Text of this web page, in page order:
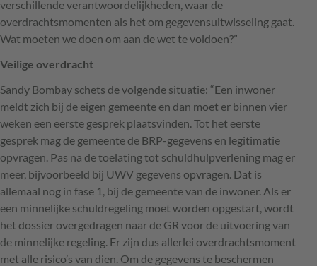
verschillende verantwoordelijkheden, waar de
overdrachtsmomenten als het om gegevensuitwisseling gaat.
Wat moeten we doen om aan de wet te voldoen?”
Veilige overdracht
Sandy Bombay schets de volgende situatie: “Een inwoner
meldt zich bij de eigen gemeente en dan moet er binnen vier
weken een eerste gesprek plaatsvinden. Tot het eerste
gesprek mag de gemeente de BRP-gegevens en legitimatie
opvragen. Pas na de toelating tot schuldhulpverlening mag er
meer, bijvoorbeeld bij UWV gegevens opvragen. Dat is
allemaal nog in fase 1, bij de gemeente van de inwoner. Als er
een minnelijke schuldregeling moet worden opgestart, wordt
het dossier overgedragen naar de GR voor de uitvoering van
de minnelijke regeling. Er zijn dus allerlei overdrachtsmoment
met alle risico’s van dien. Om de gegevens te beschermen